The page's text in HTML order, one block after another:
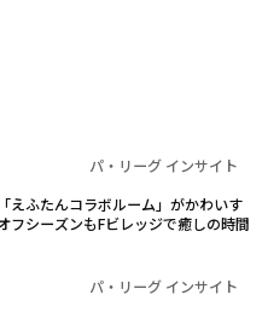
パ・リーグ インサイト
えふたんコラボルーム」がかわいす
シーズンもFビレッジで癒しの時間
パ・リーグ インサイト